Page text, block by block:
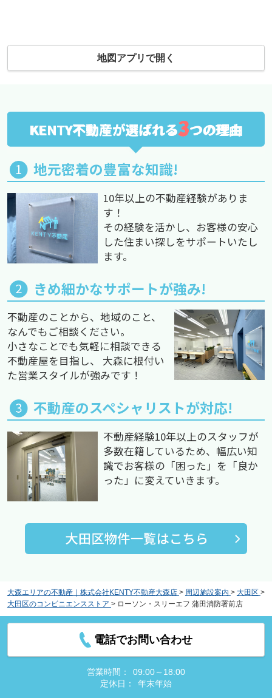
地図アプリで開く
KENTY不動産が選ばれる3つの理由
地元密着の豊富な知識!
10年以上の不動産経験がありま
す！
その経験を活かし、お客様の安心
した住まい探しをサポートいたし
ます。
きめ細かなサポートが強み!
不動産のことから、地域のこと、
なんでもご相談ください。
小さなことでも気軽に相談できる
不動産屋を目指し、 大森に根付い
た営業スタイルが強みです！
不動産のスペシャリストが対応!
不動産経験10年以上のスタッフが
多数在籍しているため、幅広い知
識でお客様の「困った」を「良か
った」に変えていきます。
大森エリアの不動産｜株式会社KENTY不動産大森店 > 周辺施設案内 > 大田区 >
大田区のコンビニエンスストア > ローソン・スリーエフ 蒲田消防署前店
電話でお問い合わせ
営業時間：
09:00～18:00
定休日：
年末年始